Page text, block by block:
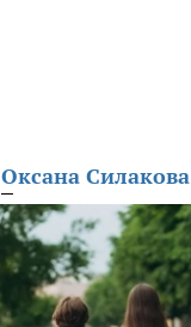
Оксана Силакова